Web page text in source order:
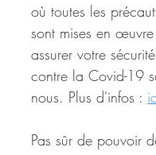
où toutes les
sont mises en
assurer votre
contre la Covid-19
nous. Plus d'infos :
Pas sûr de pouvoir